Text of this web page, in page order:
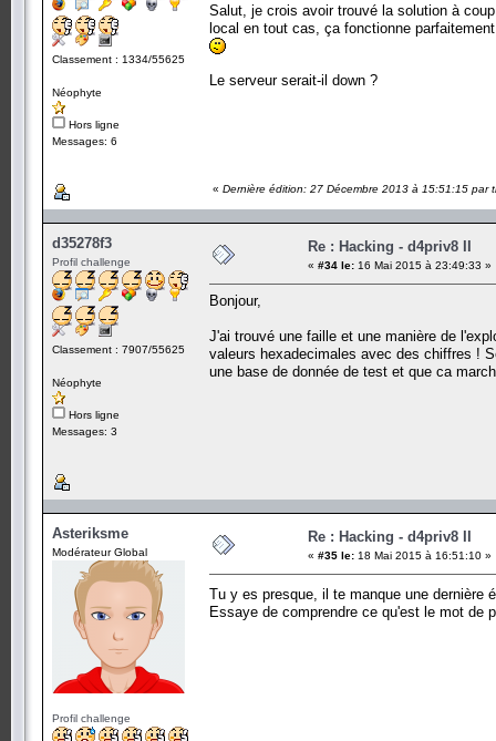
Classement : 1334/55625
Néophyte
Hors ligne
Messages: 6
Salut, je crois avoir trouvé la solution à
local en tout cas, ça fonctionne
Le serveur serait-il down ?
« Dernière édition: 27 Décembre 2013 à 15:51:15 par
d35278f3
Profil challenge
Classement : 7907/55625
Néophyte
Hors ligne
Messages: 3
Re : Hacking - d4priv8 II
« #34 le: 16 Mai 2015 à 23:49:33 »
Bonjour,
J'ai trouvé une faille et une manière de
valeurs hexadecimales avec des chiffres !
une base de donnée de test et que ca
Asteriksme
Modérateur Global
Profil challenge
Re : Hacking - d4priv8 II
« #35 le: 18 Mai 2015 à 16:51:10 »
Tu y es presque, il te manque une dernière
Essaye de comprendre ce qu'est le mot de